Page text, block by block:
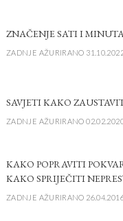
ZNAČENJE SATI I
ZADNJE AŽURIRANO
SAVJETI KAKO
ZADNJE AŽURIRANO
KAKO POPRAVITI
KAKO SPRIJEČITI
ZADNJE AŽURIRANO